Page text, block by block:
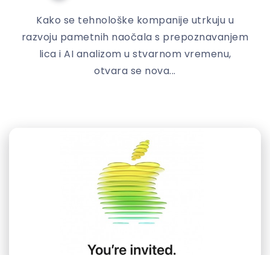
Kako se tehnološke kompanije utrkuju u
razvoju pametnih naočala s prepoznavanjem
lica i AI analizom u stvarnom vremenu,
otvara se nova...